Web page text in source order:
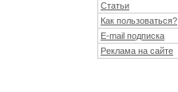
Статьи
Как пользоваться?
E-mail подписка
Реклама на сайте